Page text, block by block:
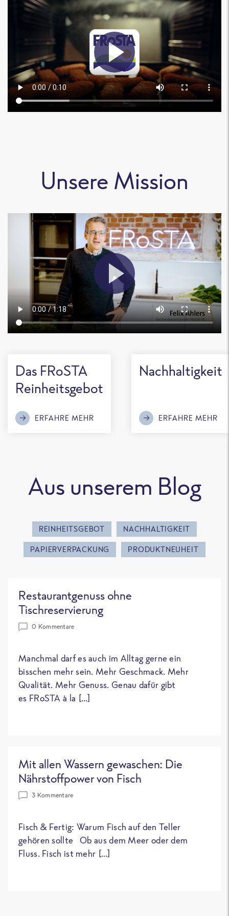
Unsere Mission
Das FRoSTA
Reinheitsgebot
ERFAHRE MEHR
Nachhaltigkeit
ERFAHRE MEHR
Aus unserem Blog
REINHEITSGEBOT NACHHALTIGKEIT
PAPIERVERPACKUNG PRODUKTNEUHEIT
Restaurantgenuss ohne
Tischreservierung
0 Kommentare
Manchmal darf es auch im Alltag gerne ein
bisschen mehr sein. Mehr Geschmack. Mehr
Qualität. Mehr Genuss. Genau dafür gibt
es FRoSTA à la […]
Mit allen Wassern gewaschen: Die
Nährstoffpower von Fisch
3 Kommentare
Fisch & Fertig: Warum Fisch auf den Teller
gehören sollte Ob aus dem Meer oder dem
Fluss. Fisch ist mehr […]